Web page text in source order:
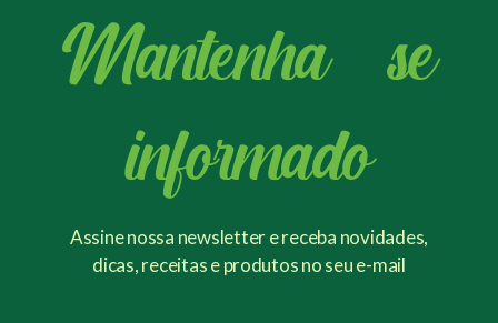
Mantenha - se
informado
Assine nossa newsletter e receba novidades,
dicas, receitas e produtos no seu e-mail